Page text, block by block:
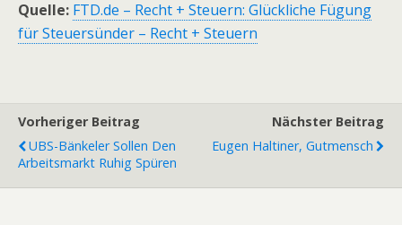
Quelle: FTD.de – Recht + Steuern: Glückliche Fügung
für Steuersünder – Recht + Steuern
Vorheriger Beitrag
UBS-Bänkeler Sollen Den
Arbeitsmarkt Ruhig Spüren
Nächster Beitrag
Eugen Haltiner, Gutmensch